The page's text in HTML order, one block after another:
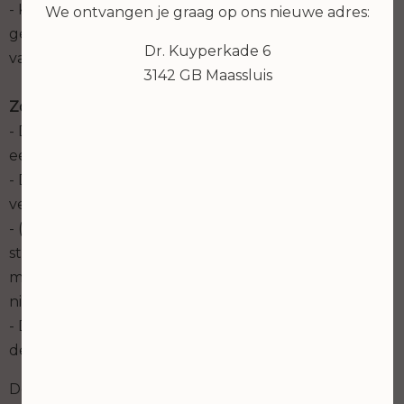
- Krab niet aan de behandelde huid en trek
geen pigment-korstjes van de huid. Deze laten
vanzelf los;
Zorg dat je tijdens het genezingsproces:
- De behandelde huid zo min mogelijk aanraakt (was
eerst je handen voordat je de huid verzorgt);
- De behandelde huid niet afdekt met pleisters of
verband;
- (Bubbel)baden, zwembaden, sauna’s en
stoombaden dienen te worden vermeden (douchen
mag wel, maar let op, de permanente make up mag
niet nat worden);
- De behandelde huid niet blootstelt aan zonlicht of
de zonnebank.
De behandelde huid blijft ook na genezing erg
We ontvangen je graag op ons nieuwe adres:
Dr. Kuyperkade 6
3142 GB Maassluis